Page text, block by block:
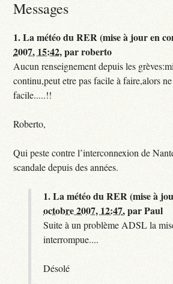
Messages
1.La météo du RER (mise à jour en
2007, 15:42,parroberto
Aucun renseignement depuis les
continu,peut etre pas facile à faire,alors
facile.....!!
Roberto,
Qui peste contre l’interconnexion de
scandale depuis des années.
1.La météo du RER (mise à
octobre 2007, 12:47,parPaul
Suite à un problème ADSL la
interrompue....
Désolé